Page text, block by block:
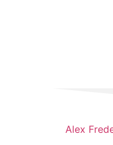
Alex